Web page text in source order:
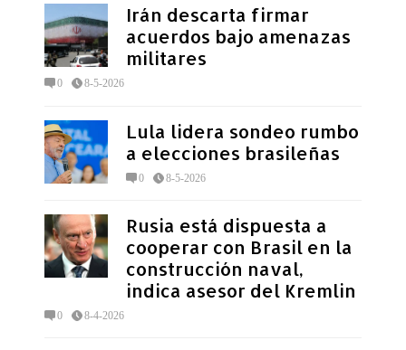
Irán descarta firmar
acuerdos bajo amenazas
militares
0 8-5-2026
Lula lidera sondeo rumbo
a elecciones brasileñas
0 8-5-2026
Rusia está dispuesta a
cooperar con Brasil en la
construcción naval,
indica asesor del Kremlin
0 8-4-2026